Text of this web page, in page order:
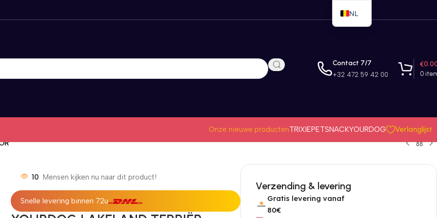
Contact 7/7
+32 472 59 42 00 0
€
Onze nieuwe productenTRIXIEPETSNACKYOURDOG
Verlanglijst
10 Mensen kijken nu naar dit product!
Snelle levering binnen 72u
Verzending & levering
Gratis levering vanaf
80€
NL
EN